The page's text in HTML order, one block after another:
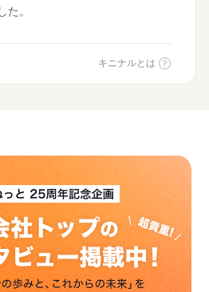
た。
た。
京本社
た。
式会社（関東）
た。
キニナルとは